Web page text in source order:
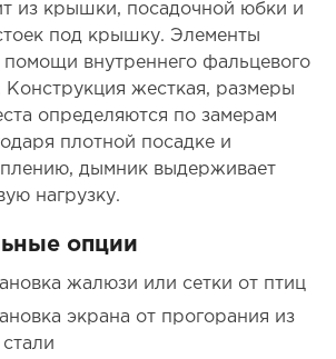
из крышки, посадочной юбки и
под крышку. Элементы
внутреннего фальцевого
Конструкция жесткая, размеры
определяются по замерам
плотной посадке и
дымник выдерживает
нагрузку.
опции
жалюзи или сетки от птиц
экрана от прогорания из